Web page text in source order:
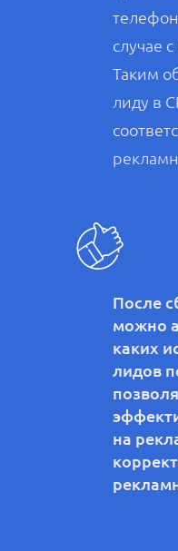
После
можно
каких
лидов
на
случае
Таким
лиду в